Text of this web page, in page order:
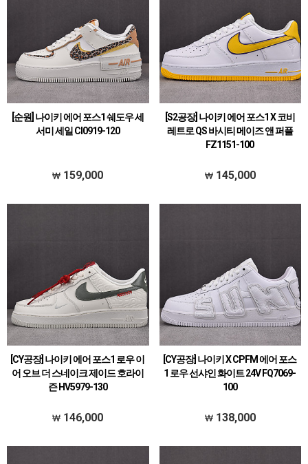
[순원] 나이키 에어 포스1 쉐도우 세
서미 세일 CI0919-120
159,000
[S2공장] 나이키 에어 포스1 X 코비
레트로 QS 바시티 메이즈 앤 퍼플
FZ1151-100
145,000
[CY공장] 나이키 에어 포스1 로우 이
어 오브 더 스네이크 제이드 호라이
즌 HV5979-130
146,000
[CY공장] 나이키 X CPFM 에어 포스
1 로우 선샤인 화이트 24V FQ7069-
100
138,000